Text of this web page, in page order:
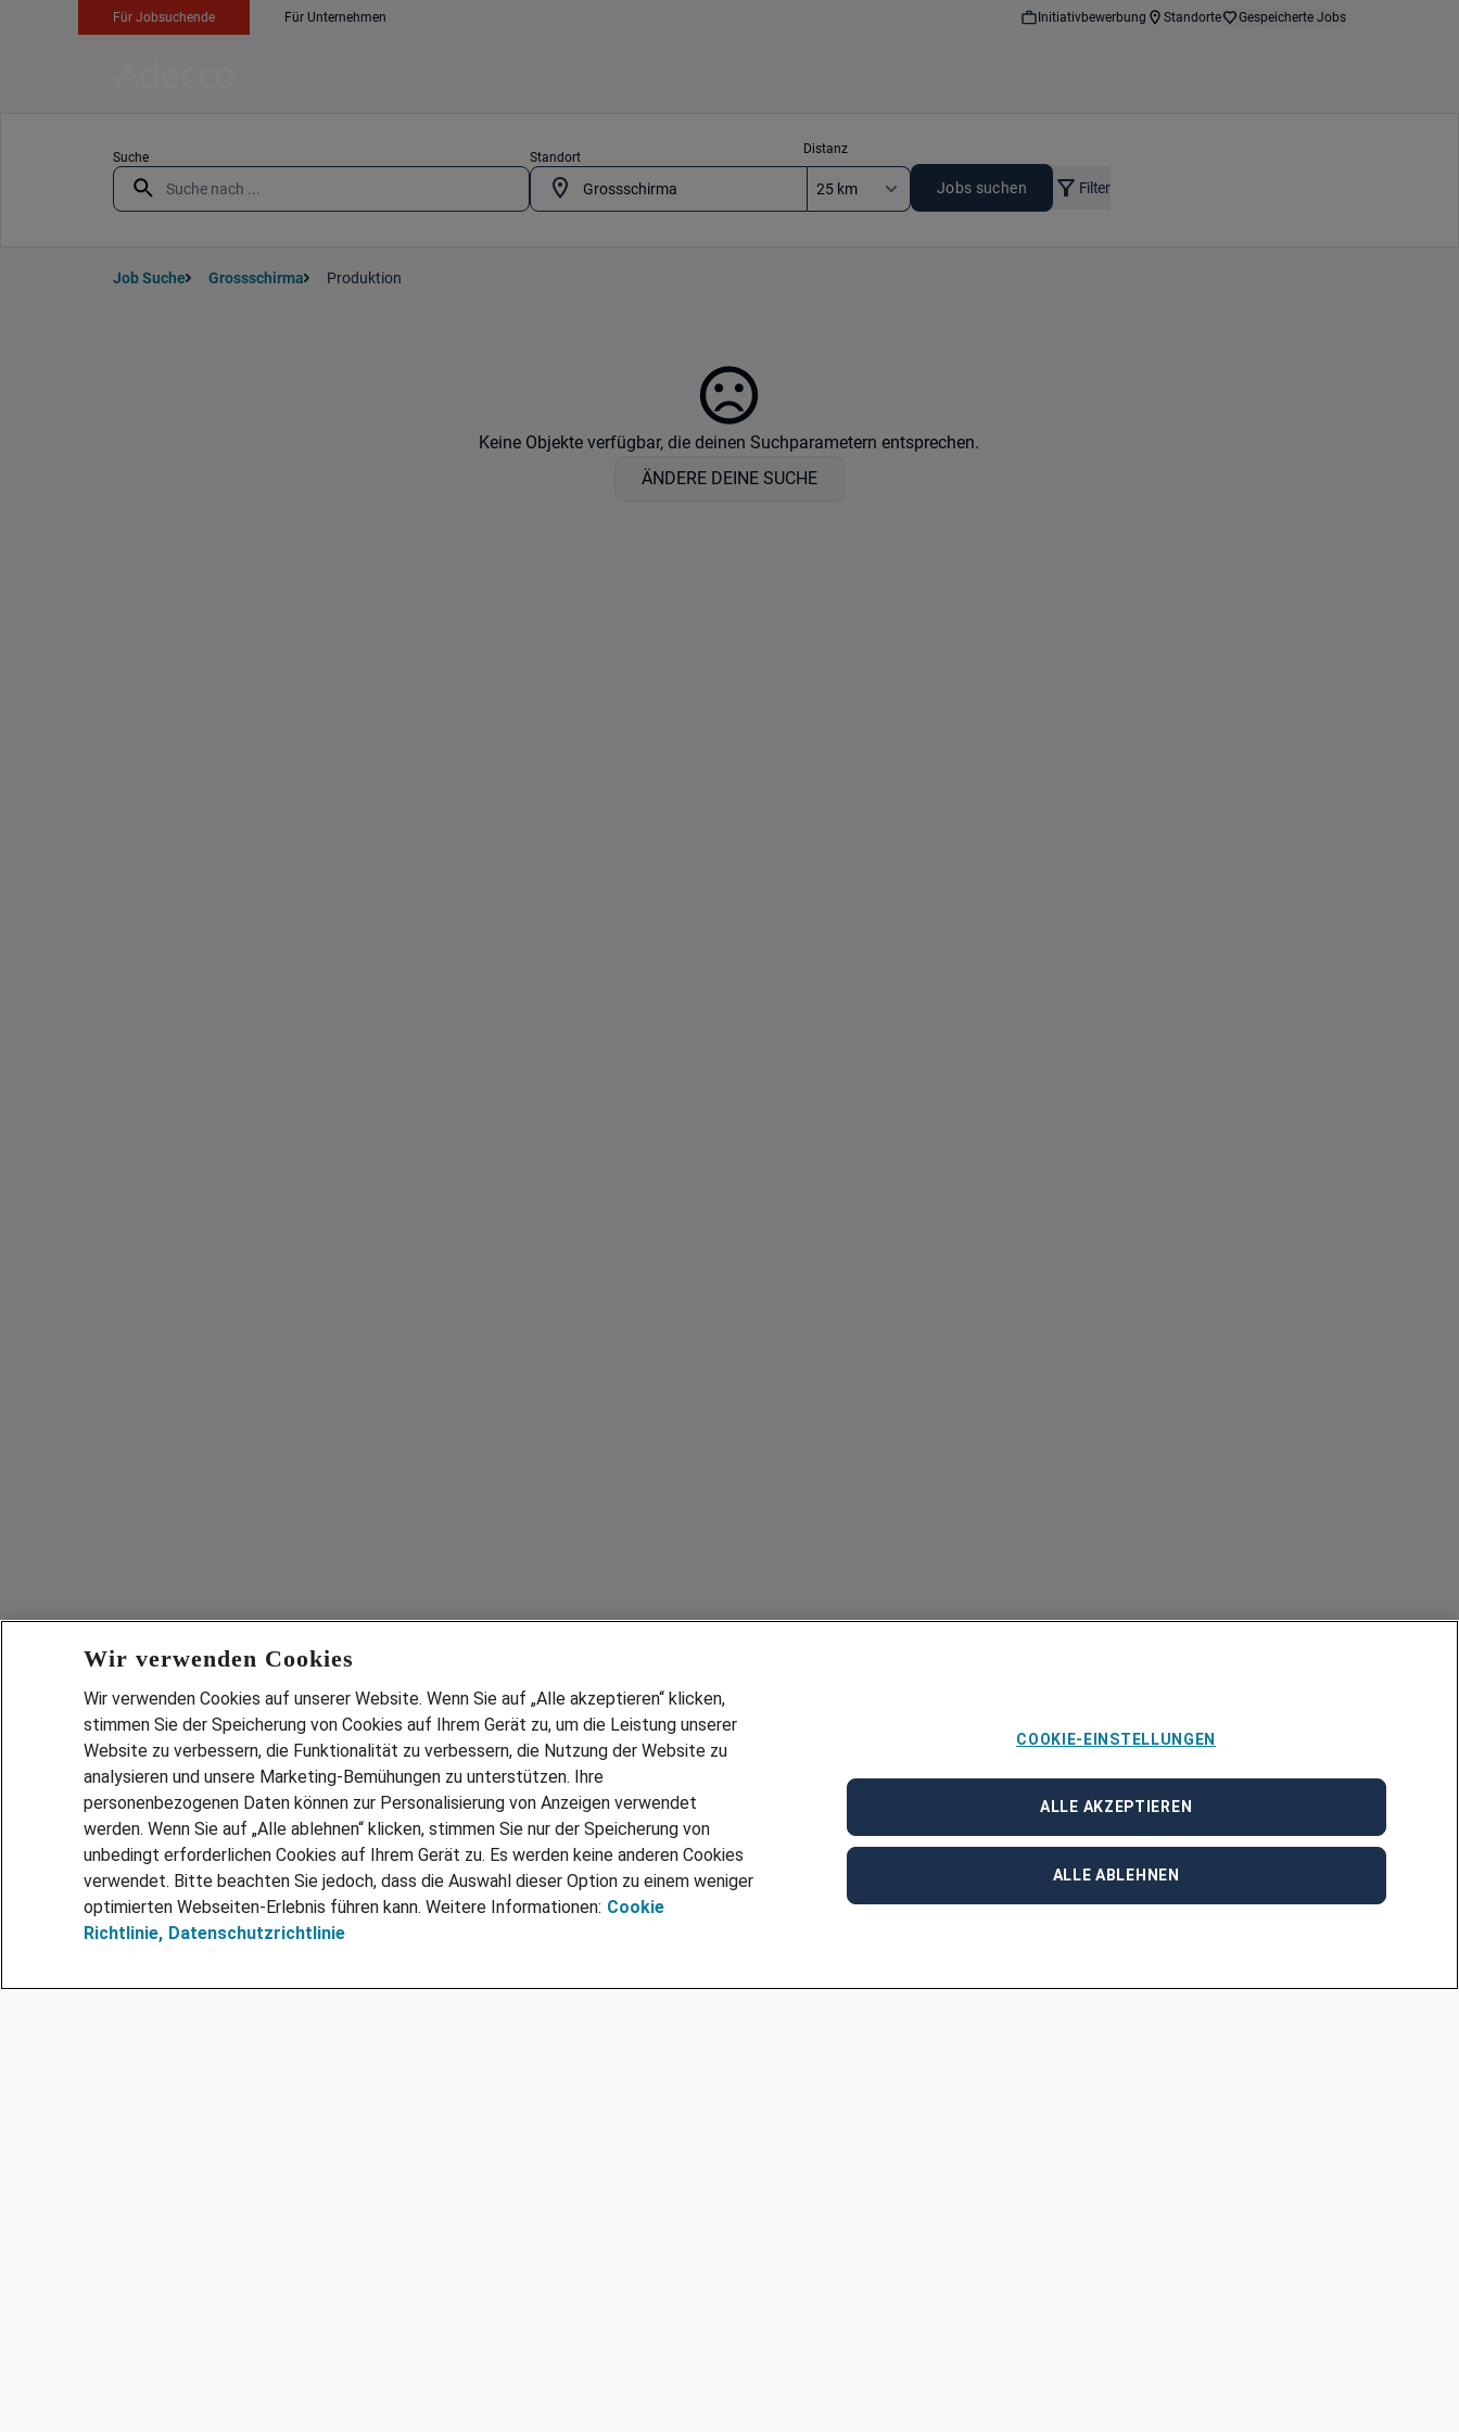
Für Jobsuchende Für Unternehmen Initiativbewerbung Standorte Gespeicherte Jobs
Suche Standort
Distanz
Jobs suchen Filter
Job Suche Grossschirma Produktion
Keine Objekte verfügbar, die deinen Suchparametern entsprechen.
ÄNDERE DEINE SUCHE
Wir verwenden Cookies
Wir verwenden Cookies auf unserer Website. Wenn Sie auf „Alle akzeptieren“ klicken,
stimmen Sie der Speicherung von Cookies auf Ihrem Gerät zu, um die Leistung unserer
Website zu verbessern, die Funktionalität zu verbessern, die Nutzung der Website zu
analysieren und unsere Marketing-Bemühungen zu unterstützen. Ihre
personenbezogenen Daten können zur Personalisierung von Anzeigen verwendet
werden. Wenn Sie auf „Alle ablehnen“ klicken, stimmen Sie nur der Speicherung von
unbedingt erforderlichen Cookies auf Ihrem Gerät zu. Es werden keine anderen Cookies
verwendet. Bitte beachten Sie jedoch, dass die Auswahl dieser Option zu einem weniger
optimierten Webseiten-Erlebnis führen kann. Weitere Informationen: Cookie
Richtlinie, Datenschutzrichtlinie
COOKIE-EINSTELLUNGEN
ALLE ABLEHNEN
ALLE AKZEPTIEREN